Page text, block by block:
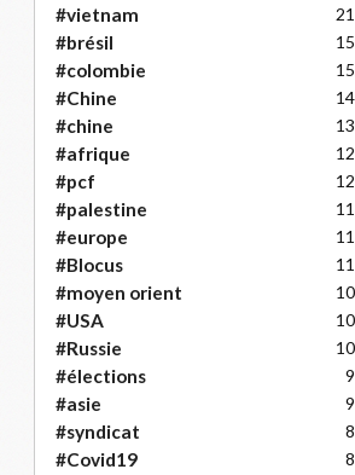
#vietnam
#brésil
#colombie
#Chine
#chine
#afrique
#pcf
#palestine
#europe
#Blocus
#moyen orient
#USA
#Russie
#élections
#asie
#syndicat
#Covid19